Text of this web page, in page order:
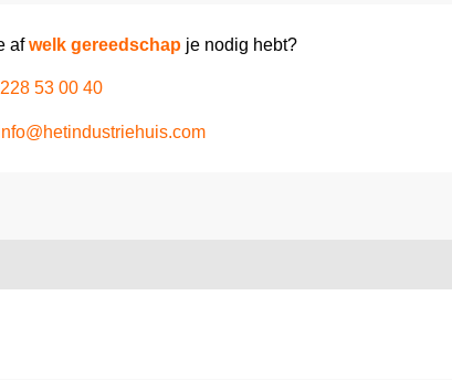
afwelk gereedschapje nodig hebt?
53 00 40